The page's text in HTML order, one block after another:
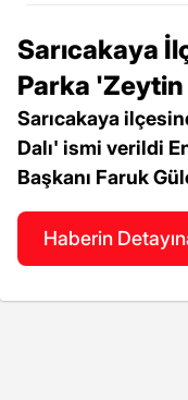
Sarıcakaya
Parka 'Zeytin
Sarıcakaya
Dalı' ismi verildi
Başkanı Faruk
Haberin